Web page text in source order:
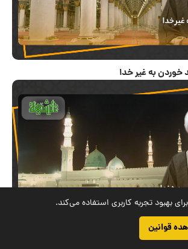
ب
ا
ز
د
اصحاب پیامبر (ص) توسط
بهبود تجربه کاربری استفاده می‌کند.
قوانین